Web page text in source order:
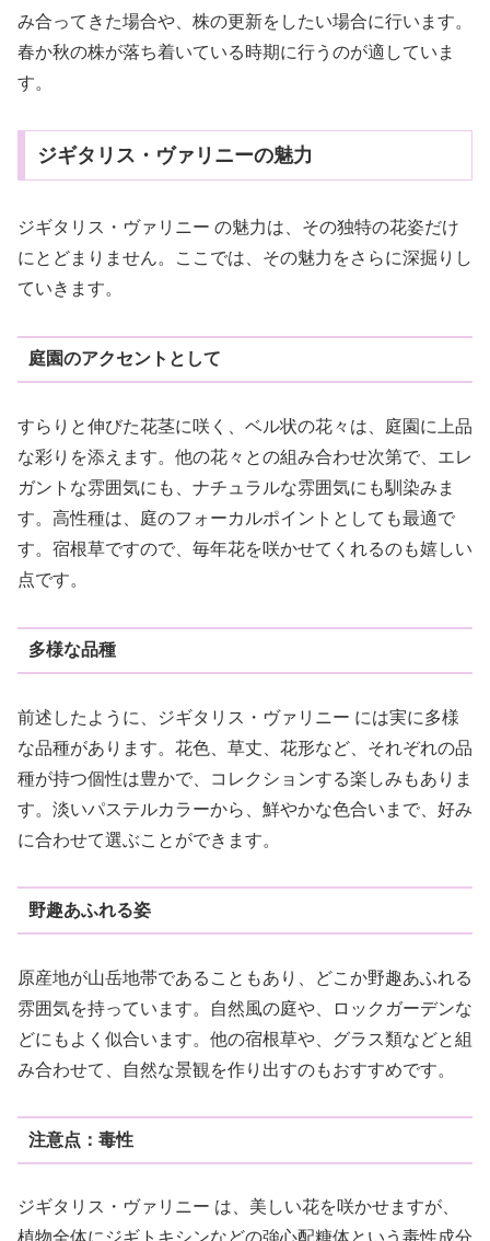
み合ってきた場合や、株の更新をしたい場合に行います。
春か秋の株が落ち着いている時期に行うのが適していま
す。
ジギタリス・ヴァリニーの魅力
ジギタリス・ヴァリニー の魅力は、その独特の花姿だけ
にとどまりません。ここでは、その魅力をさらに深掘りし
ていきます。
庭園のアクセントとして
すらりと伸びた花茎に咲く、ベル状の花々は、庭園に上品
な彩りを添えます。他の花々との組み合わせ次第で、エレ
ガントな雰囲気にも、ナチュラルな雰囲気にも馴染みま
す。高性種は、庭のフォーカルポイントとしても最適で
す。宿根草ですので、毎年花を咲かせてくれるのも嬉しい
点です。
多様な品種
前述したように、ジギタリス・ヴァリニー には実に多様
な品種があります。花色、草丈、花形など、それぞれの品
種が持つ個性は豊かで、コレクションする楽しみもありま
す。淡いパステルカラーから、鮮やかな色合いまで、好み
に合わせて選ぶことができます。
野趣あふれる姿
原産地が山岳地帯であることもあり、どこか野趣あふれる
雰囲気を持っています。自然風の庭や、ロックガーデンな
どにもよく似合います。他の宿根草や、グラス類などと組
み合わせて、自然な景観を作り出すのもおすすめです。
注意点：毒性
ジギタリス・ヴァリニー は、美しい花を咲かせますが、